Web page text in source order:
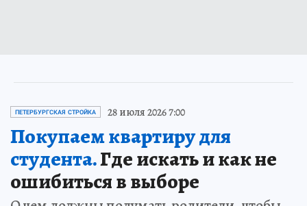
ПЕТЕРБУРГСКАЯ СТРОЙКА 28 июля 2026 7:00
Покупаем квартиру для
студента.Где искать и как не
ошибиться в выборе